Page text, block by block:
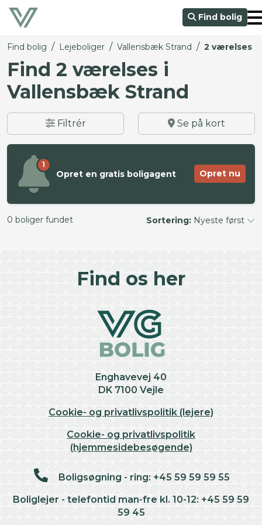
Find bolig
Find bolig / Lejeboliger / Vallensbæk Strand / 2 værelses
Find 2 værelses i
Vallensbæk Strand
Filtrér Se på kort
1
Opret en gratis boligagent Opret nu
0 boliger fundet Sortering: Nyeste først
Find os her
Enghavevej 40
DK 7100 Vejle
Cookie- og privatlivspolitik (lejere)
Cookie- og privatlivspolitik
(hjemmesidebesøgende)
Boligsøgning - ring: +45 59 59 59 55
Boliglejer - telefontid man-fre kl. 10-12: +45 59 59
59 45